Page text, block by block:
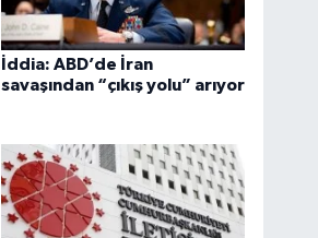
İddia: ABD’de İran
savaşından “çıkış yolu” arıyor